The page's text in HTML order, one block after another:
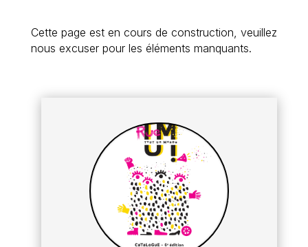
Cette page est en cours de construction, veuillez
nous excuser pour les éléments manquants.